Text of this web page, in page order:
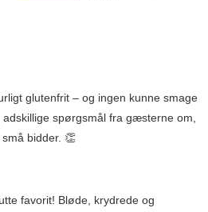
glutenfrit – og ingen kunne smage
adskillige spørgsmål fra gæsterne om,
bidder. 👏
favorit! Bløde, krydrede og